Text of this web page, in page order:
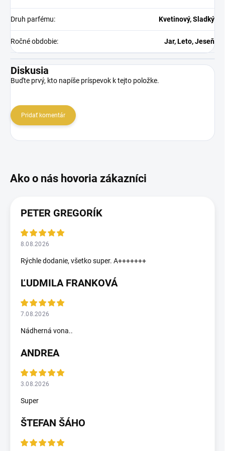
Druh parfému: Kvetinový, Sladký
Ročné obdobie: Jar, Leto, Jeseň
Diskusia
Buďte prvý, kto napíše príspevok k tejto položke.
Pridať komentár
PETER GREGORÍK
8.08.2026
Rýchle dodanie, všetko super. A+++++++
ĽUDMILA FRANKOVÁ
7.08.2026
Nádherná vona..
ANDREA
3.08.2026
Super
ŠTEFAN ŠÁHO